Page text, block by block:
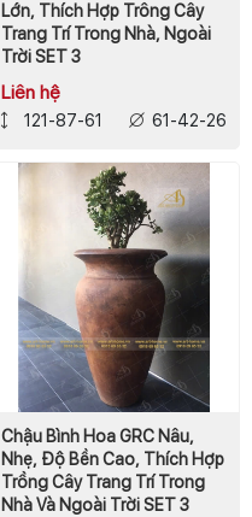
Lớn, Thích Hợp Trông Cây
Trang Trí Trong Nhà, Ngoài
Trời SET 3
Liên hệ
121-87-61 61-42-26
Chậu Bình Hoa GRC Nâu,
Nhẹ, Độ Bền Cao, Thích Hợp
Trồng Cây Trang Trí Trong
Nhà Và Ngoài Trời SET 3